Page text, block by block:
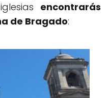
encontrarás
de Bragado: